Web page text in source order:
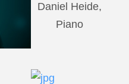
Daniel Heide,
Piano